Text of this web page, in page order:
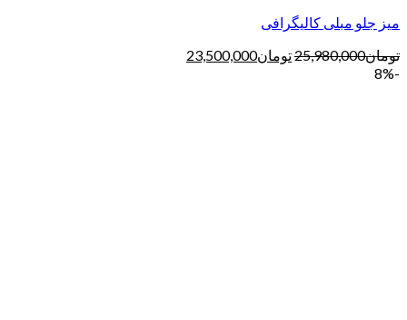
میز جلو مبلی کالیگرافی
تومان25,980,000تومان23,500,000
-8%